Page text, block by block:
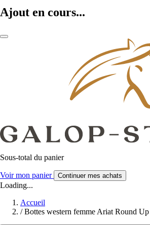
Ajout en cours...
Sous-total du panier
Voir mon panier Continuer mes achats
Loading...
Accueil
/ Bottes western femme Ariat Round Up